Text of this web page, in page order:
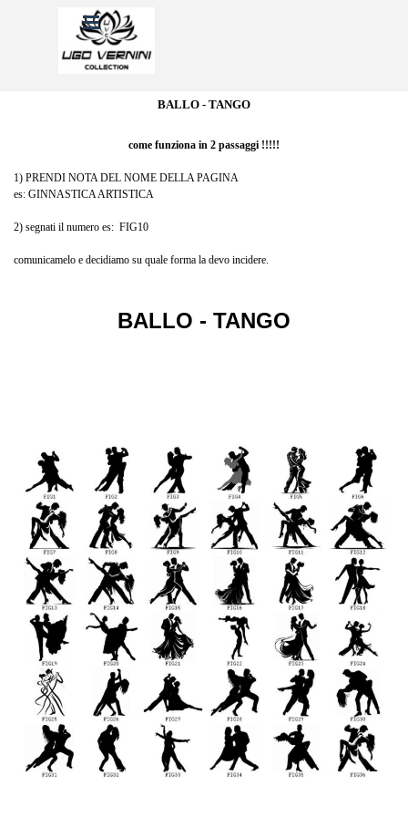
Salta menù
BALLO - TANGO
come funziona in 2 passaggi !!!!!
1) PRENDI NOTA DEL NOME DELLA PAGINA
es: GINNASTICA ARTISTICA
2) segnati il numero es: FIG10
comunicamelo e decidiamo su quale forma la devo incidere.
BALLO - TANGO